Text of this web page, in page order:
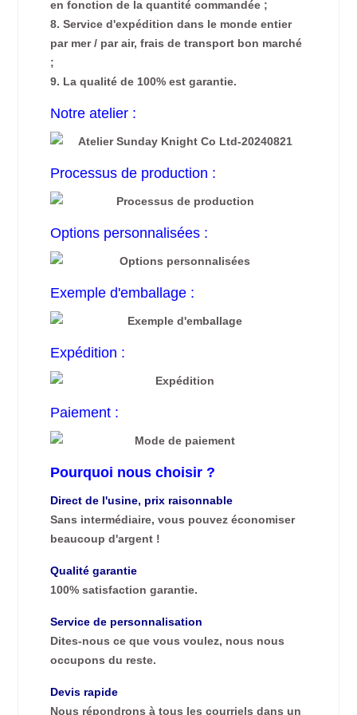
en fonction de la quantité commandée ;
8. Service d'expédition dans le monde entier
par mer / par air, frais de transport bon marché
;
9. La qualité de 100% est garantie.
Notre atelier :
Processus de production :
Options personnalisées :
Exemple d'emballage :
Expédition :
Paiement :
Pourquoi nous choisir ?
Direct de l'usine, prix raisonnable
Sans intermédiaire, vous pouvez économiser
beaucoup d'argent !
Qualité garantie
100% satisfaction garantie.
Service de personnalisation
Dites-nous ce que vous voulez, nous nous
occupons du reste.
Devis rapide
Nous répondrons à tous les courriels dans un